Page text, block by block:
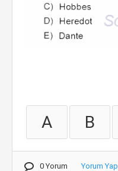
A B
0 Yorum Yorum Yap